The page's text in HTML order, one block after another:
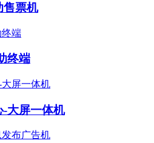
售票机
终端
-大屏一体机